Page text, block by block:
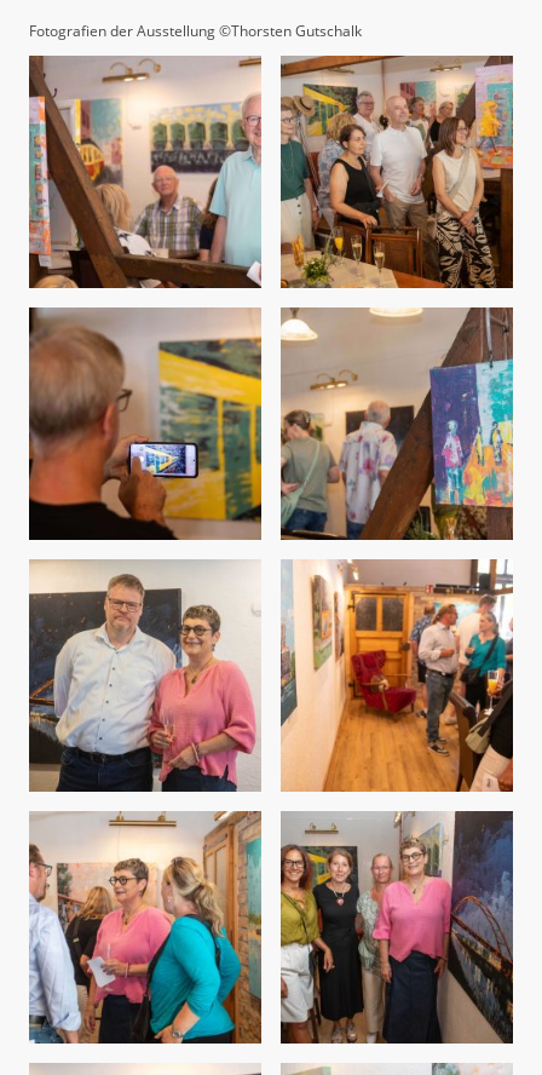
Fotografien der Ausstellung ©Thorsten Gutschalk